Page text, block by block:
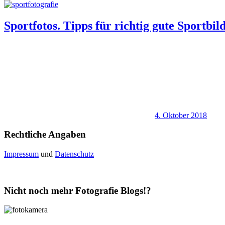
Sportfotos. Tipps für richtig gute
4. Oktober 2018
Rechtliche Angaben
Impressum und Datenschutz
Nicht noch mehr Fotografie Blogs!?